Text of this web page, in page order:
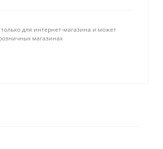
для интернет-магазина и может
магазинах